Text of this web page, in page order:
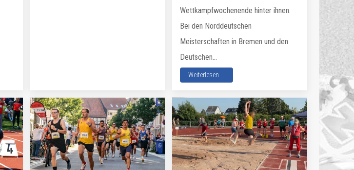
Wettkampfwochenende hinter ihnen.
Bei den Norddeutschen
Meisterschaften in Bremen und den
Deutschen...
Weiterlesen ...